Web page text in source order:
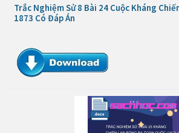
Trắc Nghiệm Sử 8 Bài 24 Cuộc Kháng
1873 Có Đáp Án